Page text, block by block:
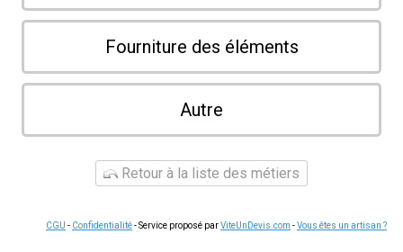
Fourniture des éléments
Autre
Retour à la liste des métiers
CGU - Confidentialité- Service proposé parViteUnDevis.com -Vous êtes un artisan ?